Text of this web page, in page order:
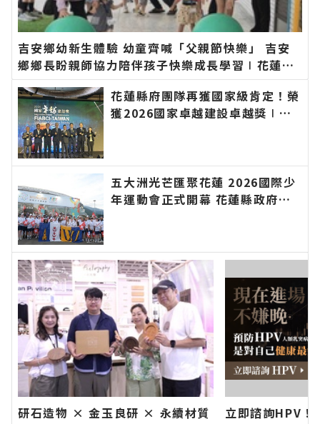
吉安鄉幼新生體驗 幼童齊喊「父親節快樂」 吉安
鄉鄉長盼親師協力陪伴孩子快樂成長學習∣花蓮新
聞網官方網站各類新聞－最快速的今日新聞報導 最
新的在地資訊！ 花蓮縣府團隊再獲國家級肯定！榮
獲2026國家卓越建設卓越獎∣花
訊！
五大洲光芒匯聚花蓮 2026國際少
年運動會正式開幕 花蓮縣政府歡
網官方網站各類新聞－最快速的今
日新聞報導 最新的在地資訊！
研石造物 × 金玉良研 × 永續材質
立即諮詢HPV！